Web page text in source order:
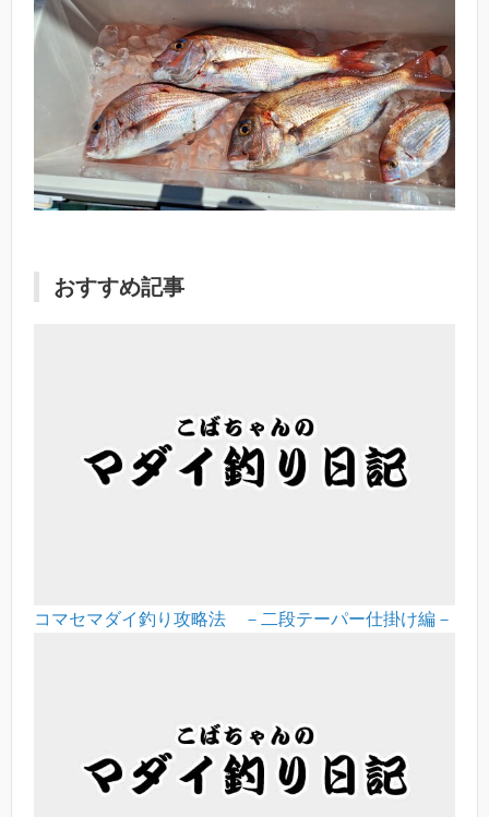
おすすめ記事
コマセマダイ釣り攻略法 －二段テーパー仕掛け編－